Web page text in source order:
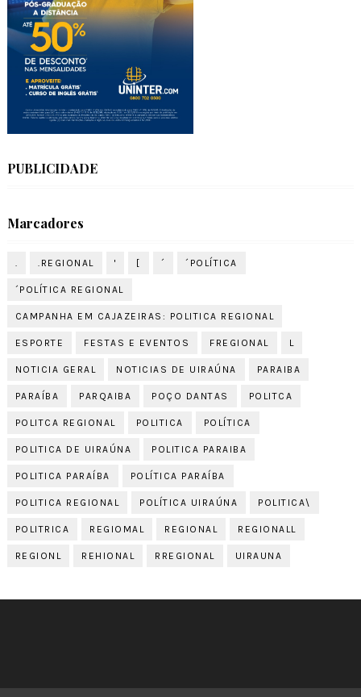
PUBLICIDADE
Marcadores
. .REGIONAL ' [ ´ ´POLÍTICA
´POLÍTICA REGIONAL
CAMPANHA EM CAJAZEIRAS: POLITICA REGIONAL
ESPORTE FESTAS E EVENTOS FREGIONAL L
NOTICIA GERAL NOTICIAS DE UIRAÚNA PARAIBA
PARAÍBA PARQAIBA POÇO DANTAS POLITCA
POLITCA REGIONAL POLITICA POLÍTICA
POLITICA DE UIRAÚNA POLITICA PARAIBA
POLITICA PARAÍBA POLÍTICA PARAÍBA
POLITICA REGIONAL POLÍTICA UIRAÚNA POLITICA\
POLITRICA REGIOMAL REGIONAL REGIONALL
REGIONL REHIONAL RREGIONAL UIRAUNA